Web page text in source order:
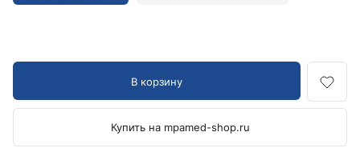
В корзину
Купить на mpamed-shop.ru